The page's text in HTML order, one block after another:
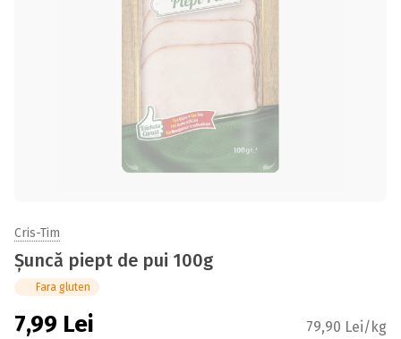
Cris-Tim
Șuncă piept de pui 100g
Fara gluten
7,99 Lei 79,90 Lei/kg